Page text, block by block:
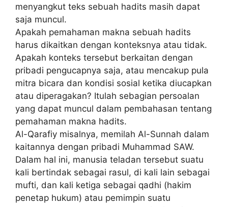
menyangkut teks sebuah hadits masih dapat
saja muncul.
Apakah pemahaman makna sebuah hadits
harus dikaitkan dengan konteksnya atau tidak.
Apakah konteks tersebut berkaitan dengan
pribadi pengucapnya saja, atau mencakup pula
mitra bicara dan kondisi sosial ketika diucapkan
atau diperagakan? Itulah sebagian persoalan
yang dapat muncul dalam pembahasan tentang
pemahaman makna hadits.
Al-Qarafiy misalnya, memilah Al-Sunnah dalam
kaitannya dengan pribadi Muhammad SAW.
Dalam hal ini, manusia teladan tersebut suatu
kali bertindak sebagai rasul, di kali lain sebagai
mufti, dan kali ketiga sebagai qadhi (hakim
penetap hukum) atau pemimpin suatu